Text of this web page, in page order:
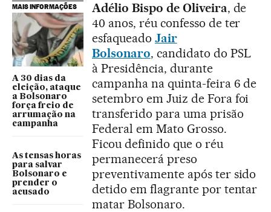
MAIS INFORMAÇÕES
A 30 dias da
eleição, ataque
a Bolsonaro
força freio de
arrumação na
campanha
As tensas horas
para salvar
Bolsonaro e
prender o
acusado
Adélio Bispo de Oliveira, de
40 anos, réu confesso de ter
esfaqueado Jair
Bolsonaro, candidato do PSL
à Presidência, durante
campanha na quinta-feira 6 de
setembro em Juiz de Fora foi
transferido para uma prisão
Federal em Mato Grosso.
Ficou definido que o réu
permanecerá preso
preventivamente após ter sido
detido em flagrante por tentar
matar Bolsonaro.